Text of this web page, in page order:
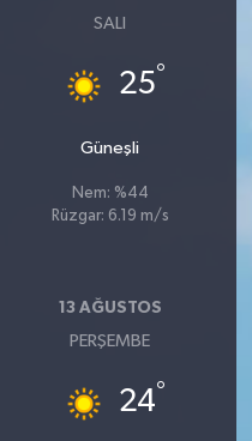
SALI
25°
Güneşli
Nem: %44
Rüzgar: 6.19 m/s
13 AĞUSTOS
PERŞEMBE
24°